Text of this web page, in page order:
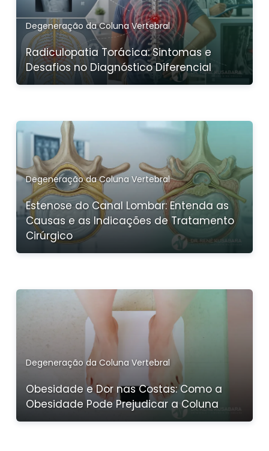
Degeneração da Coluna Vertebral
Radiculopatia Torácica: Sintomas e
Desafios no Diagnóstico Diferencial
Degeneração da Coluna Vertebral
Estenose do Canal Lombar: Entenda as
Causas e as Indicações de Tratamento
Cirúrgico
Degeneração da Coluna Vertebral
Obesidade e Dor nas Costas: Como a
Obesidade Pode Prejudicar a Coluna